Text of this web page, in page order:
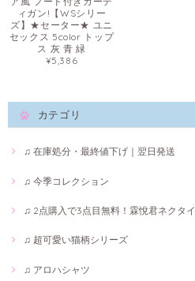
ィガン!【WSシリー
ズ】★セーター★ ユニ
セックス 5color トップ
ス 灰 青 緑
¥5,386
カテゴリ
♫ 在庫処分・最終値下げ｜翌日発送
♫ 今季コレクション
♫ 2点購入で3点目無料！霖悅君ネクタイ
♫ 超可愛い猫柄シリーズ
♫ アロハシャツ